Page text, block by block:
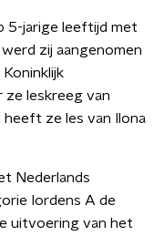
5-jarige leeftijd met
zij aangenomen
ze leskreeg van
heeft ze les van Ilona
Nederlands
Iordens A de
uitvoering van het